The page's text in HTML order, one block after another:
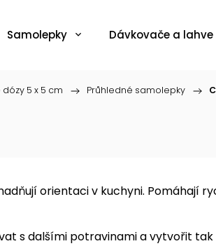
Samolepky Dávkovače a lahve
5 x 5 cm / Průhledné samolepky /
orientaci v kuchyni. Pomáhají
s dalšími potravinami a vytvořit